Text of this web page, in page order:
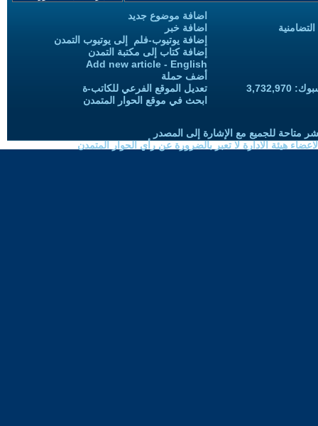
اضافة موضوع جديد
اضافة خبر
إضافة يوتيوب-فلم إلى يوتيوب التمدن
إضافة كتاب إلى مكتبة التمدن
Add new article - English
أضف حملة
تعديل الموقع الفرعي للكاتب-ة
ابحث في موقع الحوار المتمدن
متاحة للجميع مع الإشارة إلى المصدر
هيئة الادارة لا تعبر بالضرورة عن رأي الحوار المتمدن